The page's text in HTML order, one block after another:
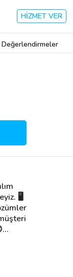
HİZMET VER
Değerlendirmeler
🖥️
…